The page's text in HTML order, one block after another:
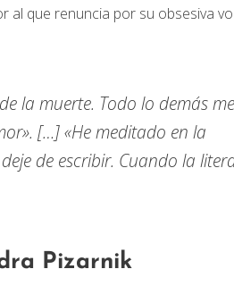
al que renuncia por su obsesiva
la muerte. Todo lo demás me
[…] «He meditado en la
de escribir. Cuando la
Pizarnik